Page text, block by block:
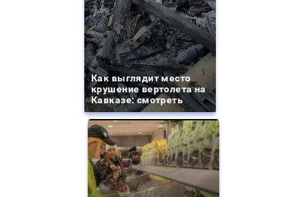
Как выглядит место
крушение вертолета на
Кавказе: смотреть